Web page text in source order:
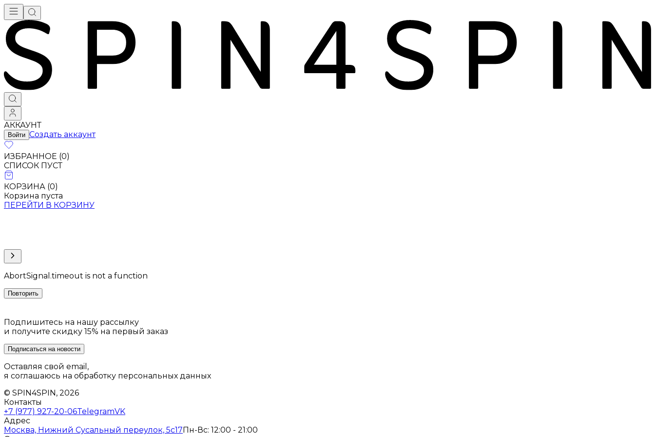
АККАУНТ
Войти Создать аккаунт
ИЗБРАННОЕ (0)
СПИСОК ПУСТ
КОРЗИНА (0)
Корзина пуста
ПЕРЕЙТИ В КОРЗИНУ
AbortSignal.timeout is not a function
Повторить
Подпишитесь на нашу рассылку
и получите скидку 15% на первый заказ
Подписаться на новости
Оставляя свой email,
я соглашаюсь на обработку персональных данных
© SPIN4SPIN, 2026
Контакты
+7 (977) 927-20-06TelegramVK
Адрес
Москва, Нижний Сусальный переулок, 5с17 Пн-Вс: 12:00 - 21:00